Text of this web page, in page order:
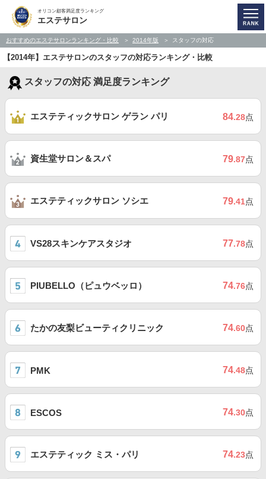
オリコン顧客満足度ランキング
エステサロン
おすすめのエステサロンランキング・比較 2014年版 スタッフの対応
【2014年】エステサロンのスタッフの対応ランキング・比較
スタッフの対応 満足度ランキング
エステティックサロン ゲラン パリ 84.28点
資生堂サロン＆スパ 79.87点
エステティックサロン ソシエ 79.41点
VS28スキンケアスタジオ 77.78点
PIUBELLO（ピュウベッロ） 74.76点
たかの友梨ビューティクリニック 74.60点
PMK 74.48点
ESCOS 74.30点
エステティック ミス・パリ 74.23点